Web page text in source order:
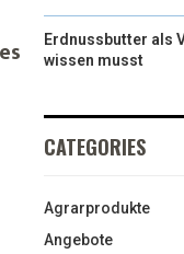
Erdnussbutter als
wissen musst
CATEGORIES
Agrarprodukte
Angebote